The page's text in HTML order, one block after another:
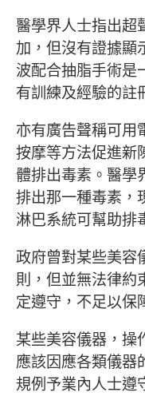
醫學界人士指出超
加，但沒有證據顯
波配合抽脂手術是
有訓練及經驗的註
亦有廣告聲稱可用
按摩等方法促進新
體排出毒素。醫學
排出那一種毒素，
淋巴系統可幫助排
政府曾對某些美容
則，但並無法律約
定遵守，不足以保
某些美容儀器，操
應該因應各類儀器
規例予業內人士遵